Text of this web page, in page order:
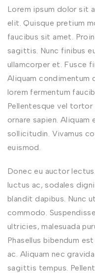
Lorem ipsum dolor sit
elit. Quisque pretium
faucibus sit amet.
sagittis. Nunc finibus
ullamcorper et. Fusce
Aliquam condimentum
lorem fermentum
Pellentesque vel
ornare sapien.
sollicitudin. Vivamus
euismod.
Donec eu auctor
luctus ac, sodales
blandit dapibus. Nunc
commodo.
ultricies, malesuada
Phasellus bibendum
ac. Aliquam nec
sagittis tempus.